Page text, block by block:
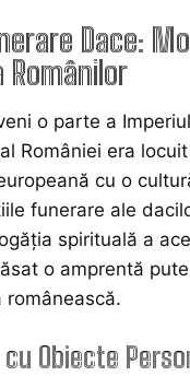
Dace:
Românilor
o parte a
României era
cu o
funerare ale
spirituală a
o amprentă
românească.
Obiecte